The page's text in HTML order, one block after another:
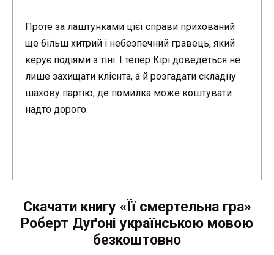
Проте за лаштунками цієї справи прихований
ще більш хитрий і небезпечний гравець, який
керує подіями з тіні. І тепер Кірі доведеться не
лише захищати клієнта, а й розгадати складну
шахову партію, де помилка може коштувати
надто дорого.
Скачати книгу «Її смертельна гра»
Роберт Дуґоні українською мовою
безкоштовно